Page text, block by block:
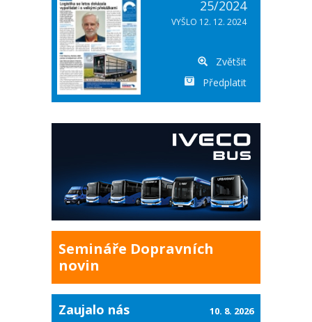
25/2024
VYŠLO 12. 12. 2024
Zvětšit
Předplatit
Semináře Dopravních
novin
Zaujalo nás 10. 8. 2026